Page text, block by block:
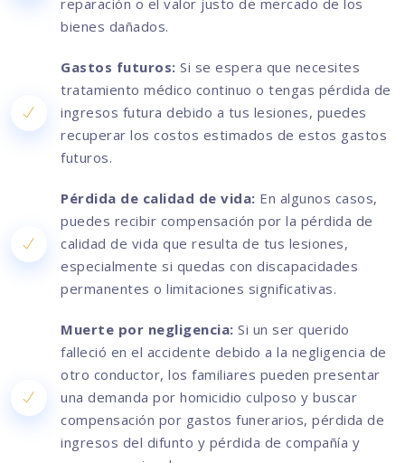
reparación o el valor justo de mercado de los
bienes dañados.
Gastos futuros: Si se espera que necesites
tratamiento médico continuo o tengas pérdida de
ingresos futura debido a tus lesiones, puedes
recuperar los costos estimados de estos gastos
futuros.
Pérdida de calidad de vida: En algunos casos,
puedes recibir compensación por la pérdida de
calidad de vida que resulta de tus lesiones,
especialmente si quedas con discapacidades
permanentes o limitaciones significativas.
Muerte por negligencia: Si un ser querido
falleció en el accidente debido a la negligencia de
otro conductor, los familiares pueden presentar
una demanda por homicidio culposo y buscar
compensación por gastos funerarios, pérdida de
ingresos del difunto y pérdida de compañía y